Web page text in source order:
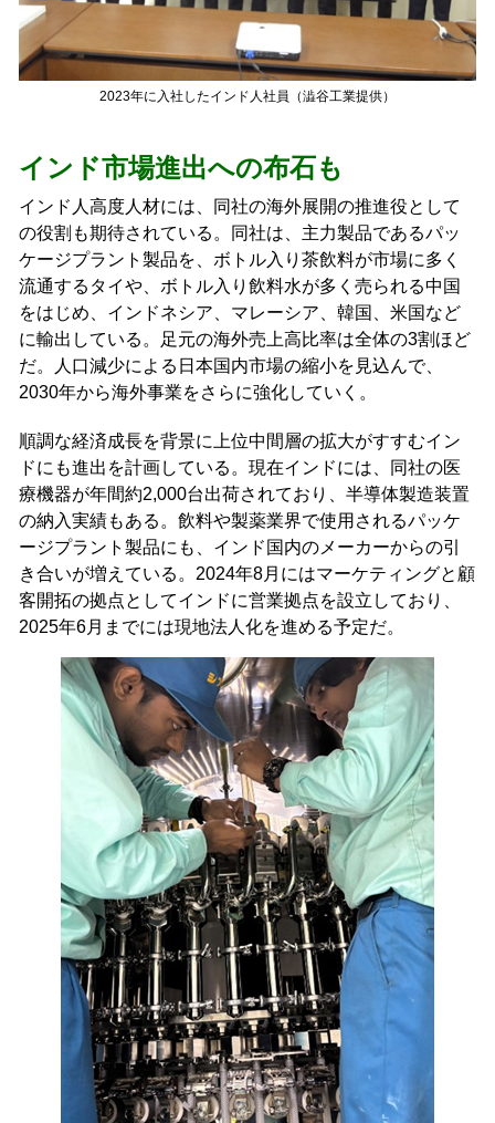
2023年に入社したインド人社員（澁谷工業提供）
インド市場進出への布石も
インド人高度人材には、同社の海外展開の推進役として
の役割も期待されている。同社は、主力製品であるパッ
ケージプラント製品を、ボトル入り茶飲料が市場に多く
流通するタイや、ボトル入り飲料水が多く売られる中国
をはじめ、インドネシア、マレーシア、韓国、米国など
に輸出している。足元の海外売上高比率は全体の3割ほど
だ。人口減少による日本国内市場の縮小を見込んで、
2030年から海外事業をさらに強化していく。
順調な経済成長を背景に上位中間層の拡大がすすむイン
ドにも進出を計画している。現在インドには、同社の医
療機器が年間約2,000台出荷されており、半導体製造装置
の納入実績もある。飲料や製薬業界で使用されるパッケ
ージプラント製品にも、インド国内のメーカーからの引
き合いが増えている。2024年8月にはマーケティングと顧
客開拓の拠点としてインドに営業拠点を設立しており、
2025年6月までには現地法人化を進める予定だ。